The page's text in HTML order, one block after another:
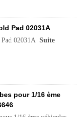
Pad 02031A
02031A Suite
pour 1/16 ème